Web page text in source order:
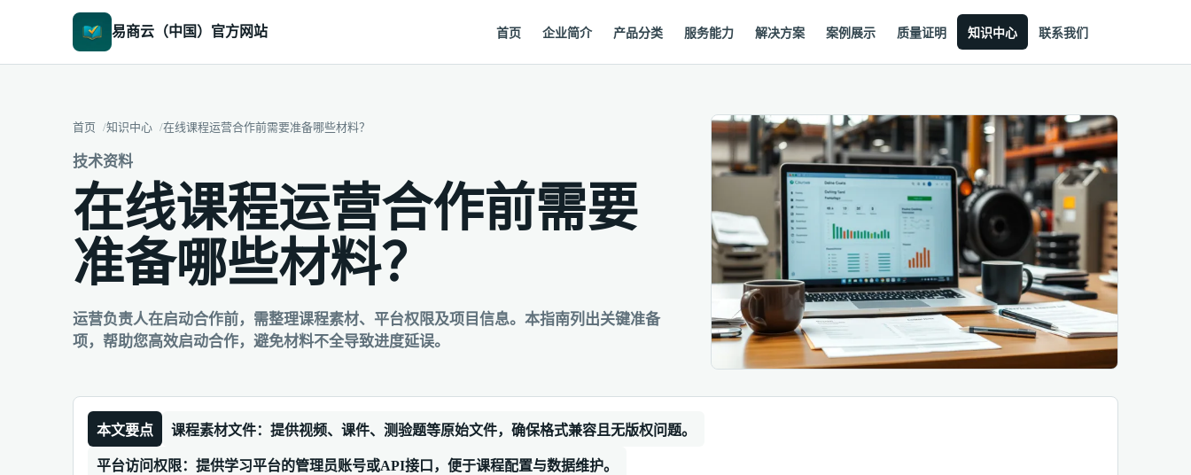
易商云（中国）官方网站 首页 企业简介 产品分类 服务能力 解决方案 案例展示 质量证明 知识中心 联系我们
首页 知识中心 在线课程运营合作前需要准备哪些材料？
技术资料
在线课程运营合作前需要
准备哪些材料？
运营负责人在启动合作前，需整理课程素材、平台权限及项目信息。本指南列出关键准备
项，帮助您高效启动合作，避免材料不全导致进度延误。
本文要点 课程素材文件：提供视频、课件、测验题等原始文件，确保格式兼容且无版权问题。
平台访问权限：提供学习平台的管理员账号或API接口，便于课程配置与数据维护。